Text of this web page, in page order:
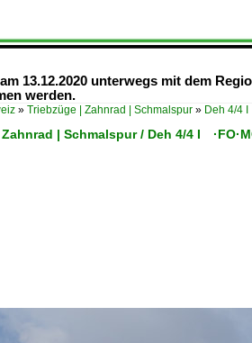
13.12.2020 unterwegs mit dem
werden.
» Triebzüge | Zahnrad | Schmalspur » Deh 4/4 I
| Schmalspur / Deh 4/4 I